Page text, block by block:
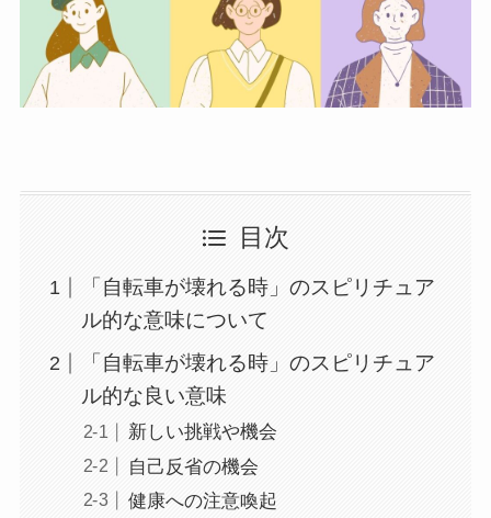
目次
「自転車が壊れる時」のスピリチュア
ル的な意味について
「自転車が壊れる時」のスピリチュア
ル的な良い意味
新しい挑戦や機会
自己反省の機会
健康への注意喚起